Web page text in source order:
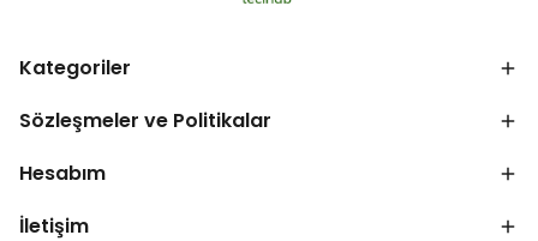
Kategoriler
Sözleşmeler ve Politikalar
Hesabım
İletişim